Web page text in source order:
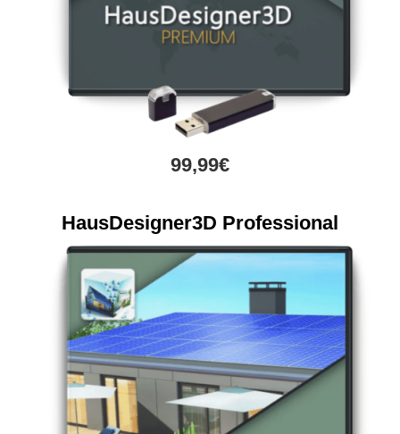
99,99€
HausDesigner3D Professional